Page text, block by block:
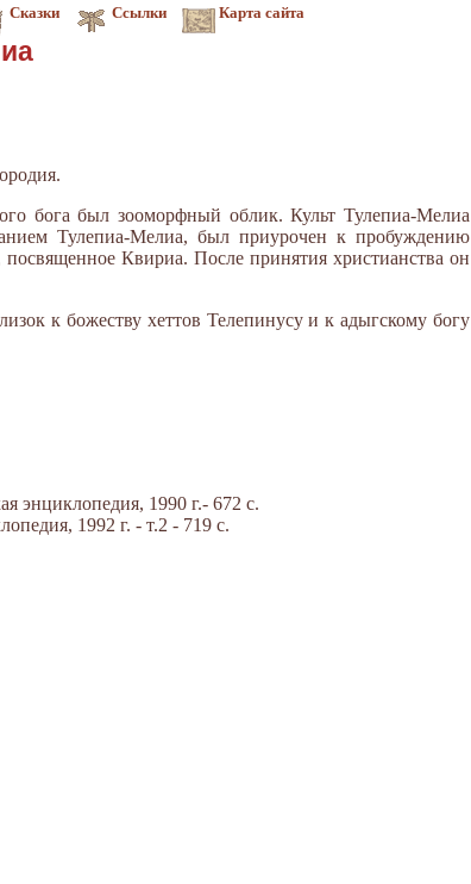
Сказки Ссылки Карта сайта
бога был зооморфный облик. Культ Тулепиа-Мелиа
Тулепиа-Мелиа, был приурочен к пробуждению
посвященное Квириа. После принятия христианства он
к божеству хеттов Телепинусу и к адыгскому богу
энциклопедия, 1990 г.- 672 с.
1992 г. - т.2 - 719 с.